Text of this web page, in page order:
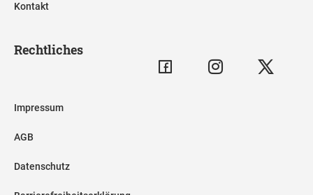
Kontakt
Rechtliches
Impressum
AGB
Datenschutz